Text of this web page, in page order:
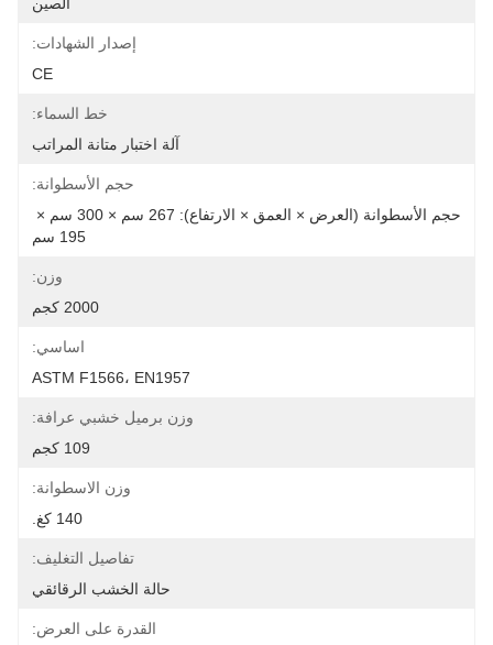
إصدار الشهادات:
CE
خط السماء:
آلة اختبار متانة المراتب
حجم الأسطوانة:
حجم الأسطوانة (العرض × العمق × الارتفاع): 267 سم × 300 سم ×
195 سم
وزن:
2000 كجم
اساسي:
ASTM F1566، EN1957
وزن برميل خشبي عرافة:
109 كجم
وزن الاسطوانة:
140 كغ.
تفاصيل التغليف:
حالة الخشب الرقائقي
القدرة على العرض: